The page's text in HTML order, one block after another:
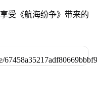
受《航海纷争》带来的